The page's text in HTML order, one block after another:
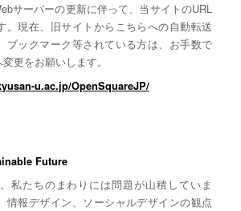
サーバーの更新に伴って、当サイトのURL
。現在、旧サイトからこちらへの自動転送
ブックマーク等されている方は、お手数で
更をお願いします。
u.ac.jp/OpenSquareJP/
Future
私たちのまわりには問題が山積していま
情報デザイン、ソーシャルデザインの観点